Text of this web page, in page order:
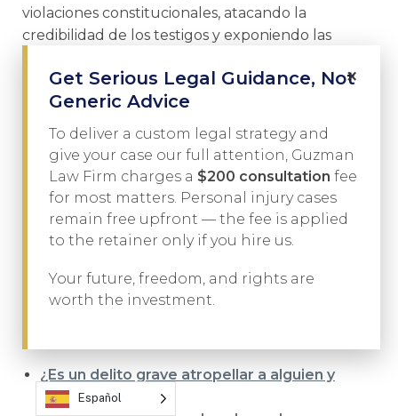
violaciones constitucionales, atacando la
credibilidad de los testigos y exponiendo las
defender a clientes que se enfrentan a cargos
federales por drogas identificando las debilidades
que los fiscales esperaban que pasaran
desapercibidas.
No espere hasta que el caso del gobierno se
vuelva imposible de superar. Póngase en
contacto con Javier Guzmán hoy mismo: llame
programe una consulta en línea
para comenzar a preparar su defensa antes de
que los fiscales consoliden la suya.
¿Es un delito grave atropellar a alguien y
darse a la fuga
×
Get Serious Legal Guidance, Not
Generic Advice
To deliver a custom legal strategy and
give your case our full attention, Guzman
Law Firm charges a $200 consultation fee
for most matters. Personal injury cases
remain free upfront — the fee is applied
to the retainer only if you hire us.
Your future, freedom, and rights are
worth the investment.
Español